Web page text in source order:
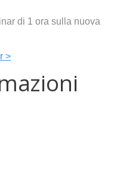
di 1 ora sulla nuova
>